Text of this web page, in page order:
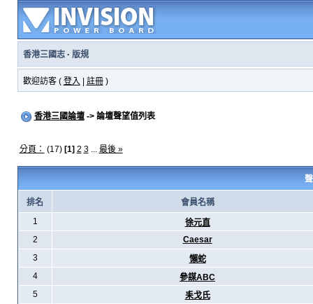
香港三國志· 版規
歡迎訪客 ( 登入 註冊)
香港三國論壇-> 論壇聲望值列表
分頁： (17) [1] 2 3... 最後 »
排名
會員名稱
1
徐元直
2
Caesar
3
懶蛇
4
參謀ABC
5
耒戈氏